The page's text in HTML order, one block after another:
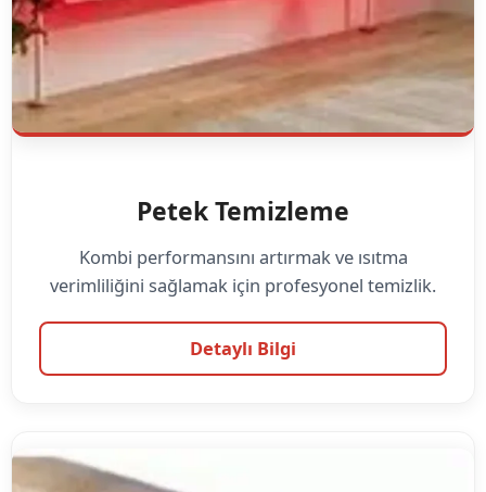
Petek Temizleme
Kombi performansını artırmak ve ısıtma
verimliliğini sağlamak için profesyonel temizlik.
Detaylı Bilgi